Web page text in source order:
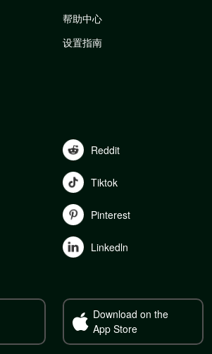
帮助中心
设置指南
Reddit
Tiktok
Pinterest
Linkedln
Download on the
App Store